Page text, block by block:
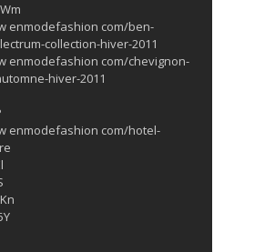
enmodefashion com/ben-
collection-hiver-2011
enmodefashion com/chevignon-
hiver-2011
enmodefashion com/hotel-